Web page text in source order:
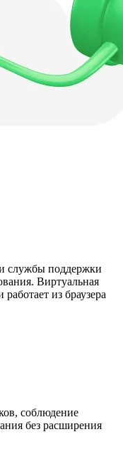
службы поддержки
Виртуальная
из браузера
соблюдение
без расширения